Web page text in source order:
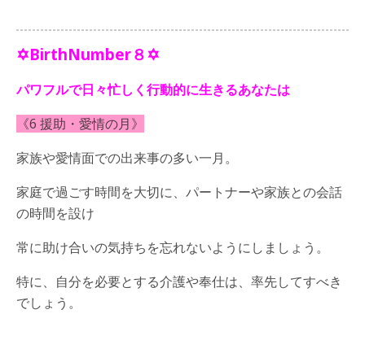
✡BirthNumber８✡
パワフルで日々忙しく行動的に生きるあなたは
《6 援助・愛情の月》
家族や愛情面での出来事の多い一月。
家庭で過ごす時間を大切に、パートナーや家族との会話
の時間を設け
常に助け合いの気持ちを忘れないようにしましょう。
特に、自分を必要とする介護や奉仕は、率先してすべき
でしょう。